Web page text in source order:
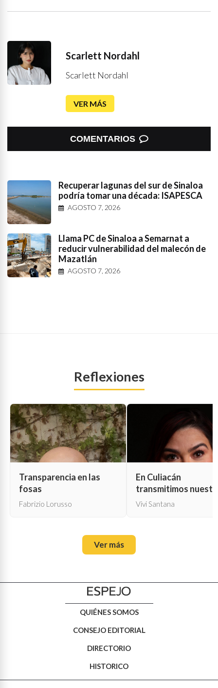
Scarlett Nordahl
Scarlett Nordahl
VER MÁS
COMENTARIOS
Recuperar lagunas del sur de Sinaloa
podría tomar una década: ISAPESCA
AGOSTO 7, 2026
Llama PC de Sinaloa a Semarnat a
reducir vulnerabilidad del malecón de
Mazatlán
AGOSTO 7, 2026
Reflexiones
Transparencia en las
fosas
Fabrizio Lorusso
En Culiacán
transmitimos
propia muerte
Vivi Santana
Ver más
QUIÉNES SOMOS
CONSEJO EDITORIAL
DIRECTORIO
HISTORICO